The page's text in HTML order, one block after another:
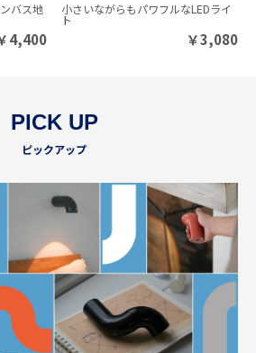
バス地
4,400
小さいながらもパワフルなLEDライ
ト
￥3,080
PICK UP
ピックアップ